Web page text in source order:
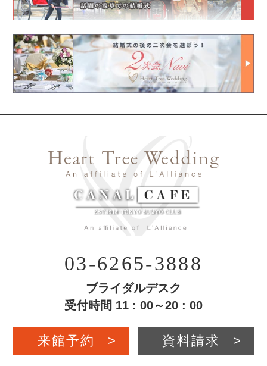
03-6265-3888
ブライダルデスク
受付時間 11 : 00～20 : 00
来館予約 > 資料請求 >